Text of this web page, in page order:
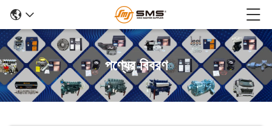
পণ্যের বিবরণ